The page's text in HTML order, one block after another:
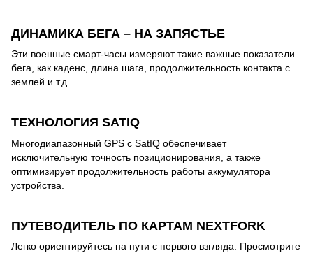
ДИНАМИКА БЕГА – НА ЗАПЯСТЬЕ
Эти военные смарт-часы измеряют такие важные показатели
бега, как каденс, длина шага, продолжительность контакта с
землей и т.д.
ТЕХНОЛОГИЯ SATIQ
Многодиапазонный GPS с SatIQ обеспечивает
исключительную точность позиционирования, а также
оптимизирует продолжительность работы аккумулятора
устройства.
ПУТЕВОДИТЕЛЬ ПО КАРТАМ NEXTFORK
Легко ориентируйтесь на пути с первого взгляда. Просмотрите